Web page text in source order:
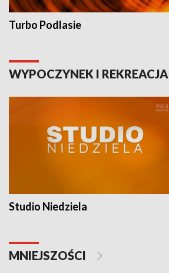
Turbo Podlasie
WYPOCZYNEK I REKREACJA
Studio Niedziela
MNIEJSZOŚCI